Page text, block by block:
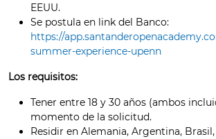
EEUU.
Se postula en link del Banco:
https://
summer-experience-upenn
Los requisitos:
Tener entre 18 y 30 años (ambos
momento de la solicitud.
Residir en Alemania, Argentina, Brasil,